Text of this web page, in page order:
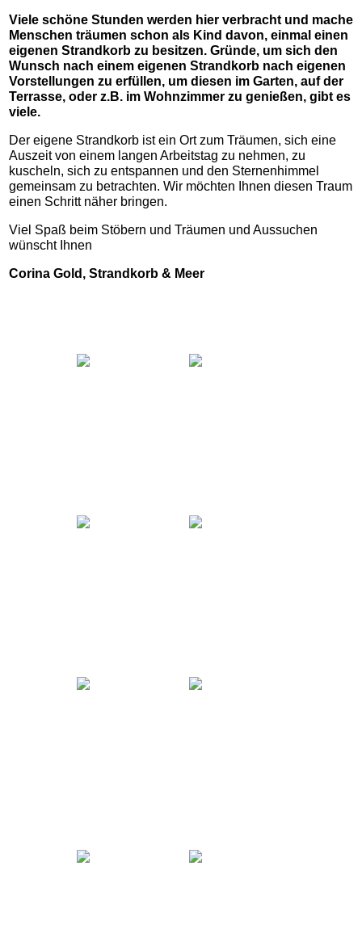
Viele schöne Stunden werden hier verbracht und mache
Menschen träumen schon als Kind davon, einmal einen
eigenen Strandkorb zu besitzen. Gründe, um sich den
Wunsch nach einem eigenen Strandkorb nach eigenen
Vorstellungen zu erfüllen, um diesen im Garten, auf der
Terrasse, oder z.B. im Wohnzimmer zu genießen, gibt es
viele.
Der eigene Strandkorb ist ein Ort zum Träumen, sich eine
Auszeit von einem langen Arbeitstag zu nehmen, zu
kuscheln, sich zu entspannen und den Sternenhimmel
gemeinsam zu betrachten. Wir möchten Ihnen diesen Traum
einen Schritt näher bringen.
Viel Spaß beim Stöbern und Träumen und Aussuchen
wünscht Ihnen
Corina Gold, Strandkorb & Meer